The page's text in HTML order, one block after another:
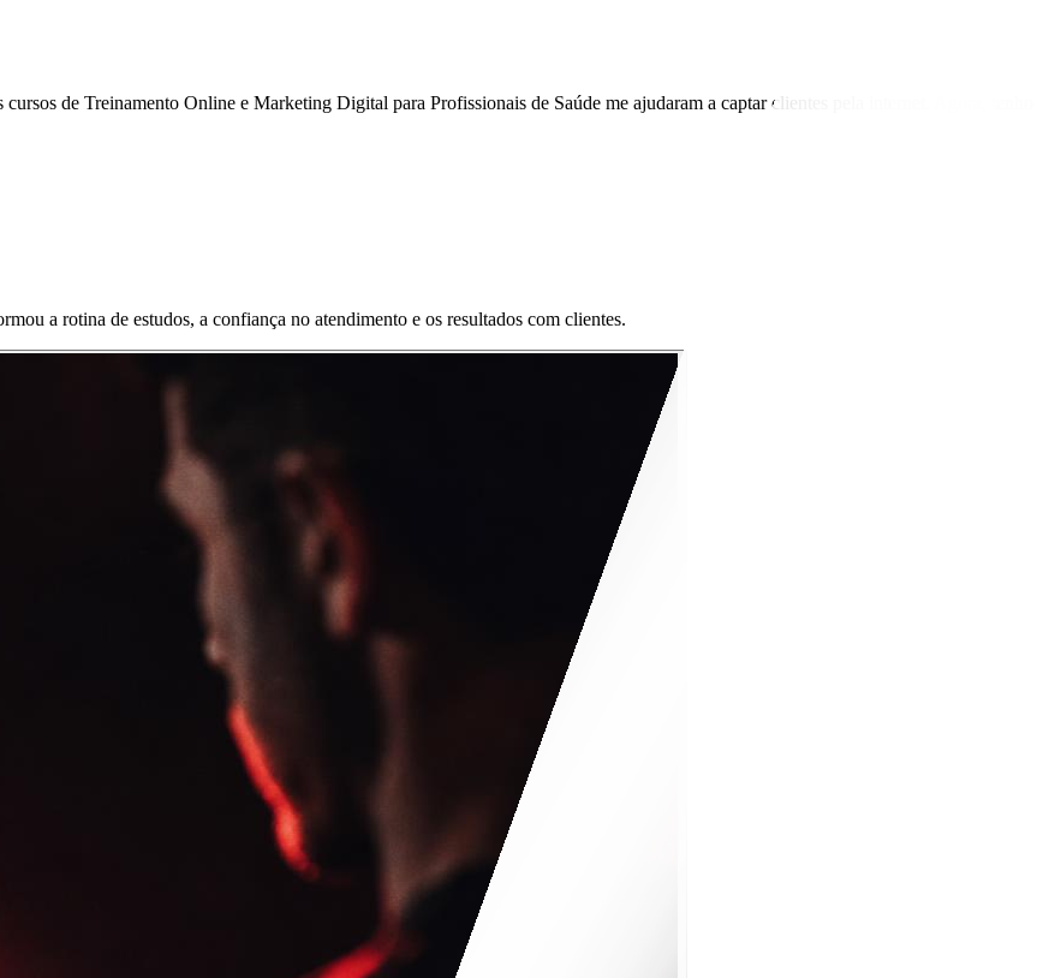
de Treinamento Online e Marketing Digital para Profissionais de Saúde me ajudaram a captar clientes pela internet. Agora, tenho
a rotina de estudos, a confiança no atendimento e os resultados com clientes.